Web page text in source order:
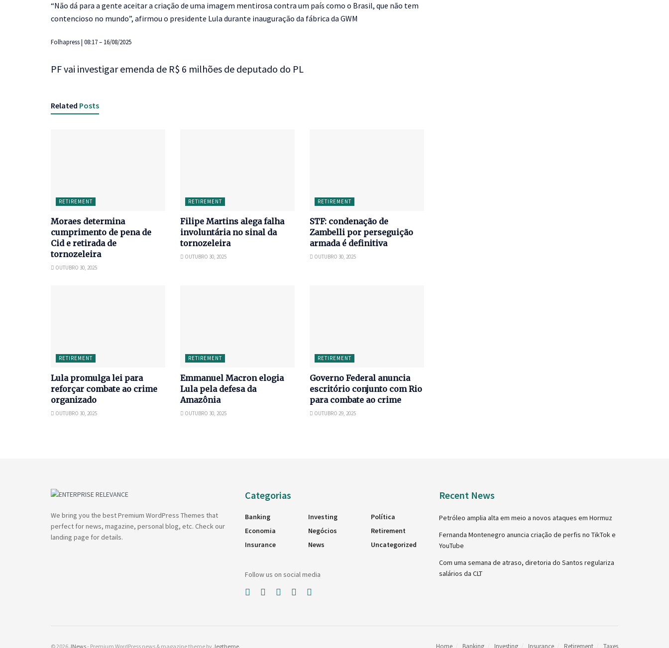
“Não dá para a gente aceitar a criação de uma imagem mentirosa contra um país como o Brasil, que não tem
contencioso no mundo”, afirmou o presidente Lula durante inauguração da fábrica da GWM
Folhapress | 08:17 – 16/08/2025
PF vai investigar emenda de R$ 6 milhões de deputado do PL
Related Posts
RETIREMENT
Moraes determina
cumprimento de pena de
Cid e retirada de
tornozeleira
OUTUBRO 30, 2025
RETIREMENT
Filipe Martins alega falha
involuntária no sinal da
tornozeleira
OUTUBRO 30, 2025
RETIREMENT
STF: condenação de
Zambelli por perseguição
armada é definitiva
OUTUBRO 30, 2025
RETIREMENT
Lula promulga lei para
reforçar combate ao crime
organizado
OUTUBRO 30, 2025
RETIREMENT
Emmanuel Macron elogia
Lula pela defesa da
Amazônia
OUTUBRO 30, 2025
RETIREMENT
Governo Federal anuncia
escritório conjunto com Rio
para combate ao crime
OUTUBRO 29, 2025
We bring you the best Premium WordPress Themes that
perfect for news, magazine, personal blog, etc. Check our
landing page for details.
Categorias
Banking
Economia
Insurance
Investing
Negócios
News
Política
Retirement
Uncategorized
Follow us on social media
Recent News
Petróleo amplia alta em meio a novos ataques em Hormuz
Fernanda Montenegro anuncia criação de perfis no TikTok e
YouTube
Com uma semana de atraso, diretoria do Santos regulariza
salários da CLT
Home Banking Investing Insurance Retirement Taxes
© 2026 JNews- Premium WordPress news & magazine theme by Jegtheme.